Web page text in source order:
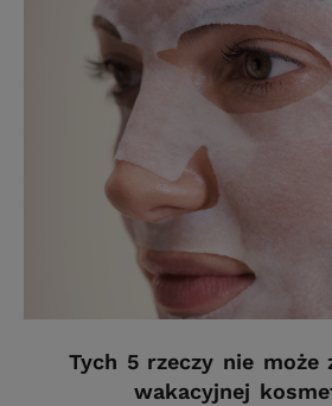
Tych 5 rzeczy nie może
wakacyjnej